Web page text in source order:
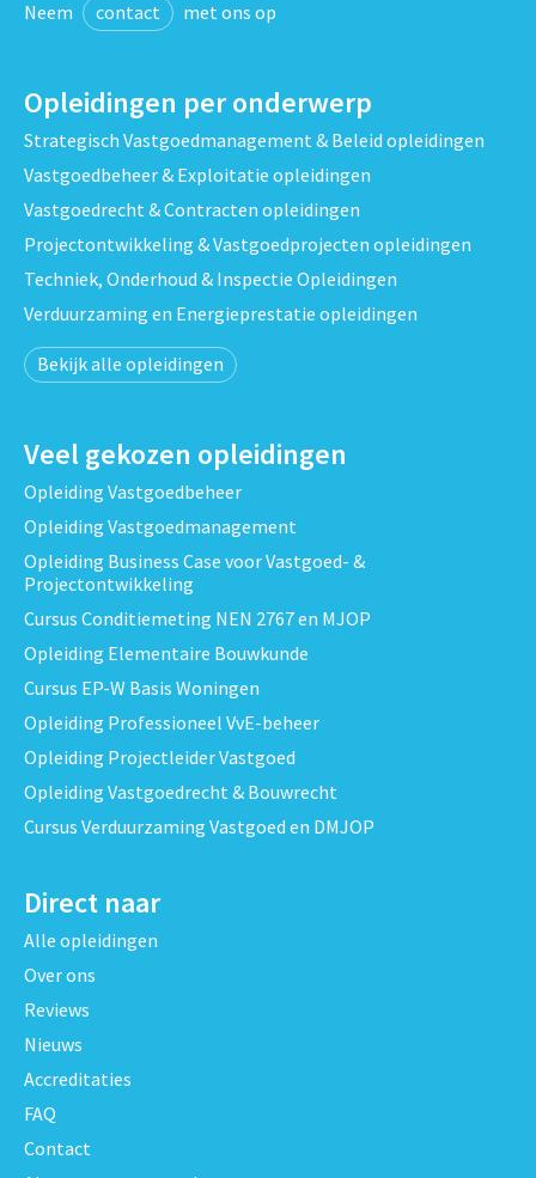
Neem contact met ons op
Opleidingen per onderwerp
Strategisch Vastgoedmanagement & Beleid opleidingen
Vastgoedbeheer & Exploitatie opleidingen
Vastgoedrecht & Contracten opleidingen
Projectontwikkeling & Vastgoedprojecten opleidingen
Techniek, Onderhoud & Inspectie Opleidingen
Verduurzaming en Energieprestatie opleidingen
Bekijk alle opleidingen
Veel gekozen opleidingen
Opleiding Vastgoedbeheer
Opleiding Vastgoedmanagement
Opleiding Business Case voor Vastgoed- &
Projectontwikkeling
Cursus Conditiemeting NEN 2767 en MJOP
Opleiding Elementaire Bouwkunde
Cursus EP-W Basis Woningen
Opleiding Professioneel VvE-beheer
Opleiding Projectleider Vastgoed
Opleiding Vastgoedrecht & Bouwrecht
Cursus Verduurzaming Vastgoed en DMJOP
Direct naar
Alle opleidingen
Over ons
Reviews
Nieuws
Accreditaties
FAQ
Contact